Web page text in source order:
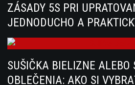
ZÁSADY 5S PRI
JEDNODUCHO A
SUŠIČKA BIELIZNE ALEBO
OBLEČENIA: AKO SI